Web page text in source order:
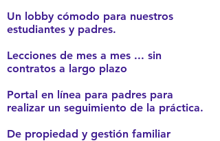
Un lobby cómodo para nuestros
estudiantes y padres.
Lecciones de mes a mes ... sin
contratos a largo plazo
Portal en línea para padres para
realizar un seguimiento de la práctica.
De propiedad y gestión familiar